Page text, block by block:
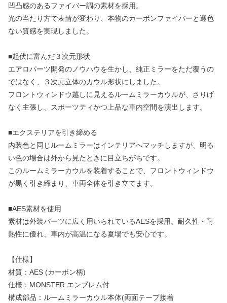
凹凸感のあるファイバー調の素材を採用。
光の当たり方で表情が変わり、本物のカーボンファイバーと遜色
ない質感を実現しました。
■起伏に富んだ３次元形状
エアロパーツ開発のノウハウを生かし、純正ミラーをただ覆うの
ではなく、３次元立体のカウル形状にしました。
フロントウィンドウ越しに見えるルームミラーカウルが、さりげ
なく主張し、スポーツティかつ上品な車内空間を演出します。
■エクステリアを引き締める
内装色と同じルームミラーはインテリアへマッチしますが、明る
い色の場合は外から見たときに目立ちがちです。
このルームミラーカウルを装着することで、フロントウィンドウ
が黒く引き締まり、車両全体を引き立てます。
■AES素材を使用
素材は外装パーツに広く用いられているAESを採用。耐久性・耐
熱性に優れ、車内が高温になる夏場でも安心です。
【仕様】
材質：AES (カーボン柄)
仕様：MONSTER エンブレム付
構成部品：ルームミラーカウル本体(両面テープ接着